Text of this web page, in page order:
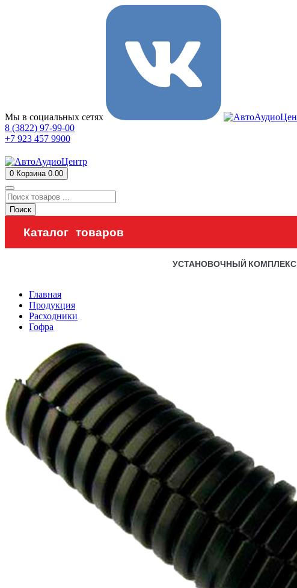
Мы в социальных сетях
8 (3822) 97-99-00
+7 923 457 9900
0 Корзина 0.00
Поиск
Каталог товаров
УСТАНОВОЧНЫЙ КОМПЛЕКС
Главная
Продукция
Расходники
Гофра